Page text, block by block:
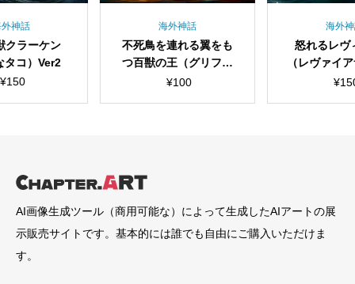
不死鳥を連れる翼をも
つ百獣の王（グリフィ
怒れるレヴィアタン
（レヴァイアサン-リヴ
AI画像生成ツール（商用可能な）によって生成したAIアートの展
示販売サイトです。基本的には誰でも自由にご購入いただけま
す。